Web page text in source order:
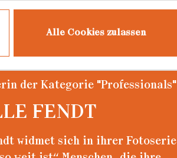
Alle Cookies zulassen
der Kategorie "Professionals"
FENDT
widmet sich in ihrer Fotoserie